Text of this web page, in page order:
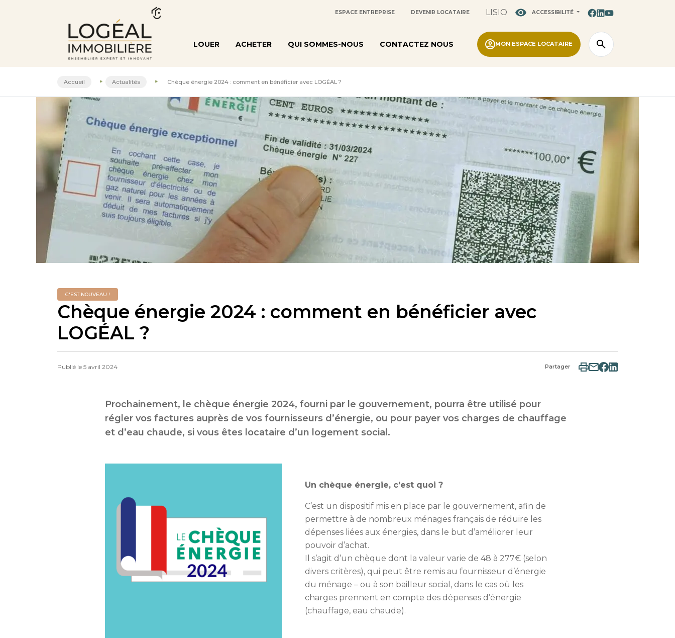
ESPACE ENTREPRISE DEVENIR LOCATAIRE LISIO ACCESSIBILITÉ
LOUER ACHETER QUI SOMMES-NOUS CONTACTEZ NOUS MON ESPACE LOCATAIRE
Accueil Actualités Chèque énergie 2024 : comment en bénéficier avec LOGÉAL ?
C'EST NOUVEAU !
Chèque énergie 2024 : comment en bénéficier avec
LOGÉAL ?
Publié le 5 avril 2024 Partager
Prochainement, le chèque énergie 2024, fourni par le gouvernement, pourra être utilisé pour
régler vos factures auprès de vos fournisseurs d’énergie, ou pour payer vos charges de chauffage
et d’eau chaude, si vous êtes locataire d’un logement social.
Un chèque énergie, c’est quoi ?
C’est un dispositif mis en place par le gouvernement, afin de
permettre à de nombreux ménages français de réduire les
dépenses liées aux énergies, dans le but d’améliorer leur
pouvoir d’achat.
Il s’agit d’un chèque dont la valeur varie de 48 à 277€ (selon
divers critères), qui peut être remis au fournisseur d’énergie
du ménage – ou à son bailleur social, dans le cas où les
charges prennent en compte des dépenses d’énergie
(chauffage, eau chaude).